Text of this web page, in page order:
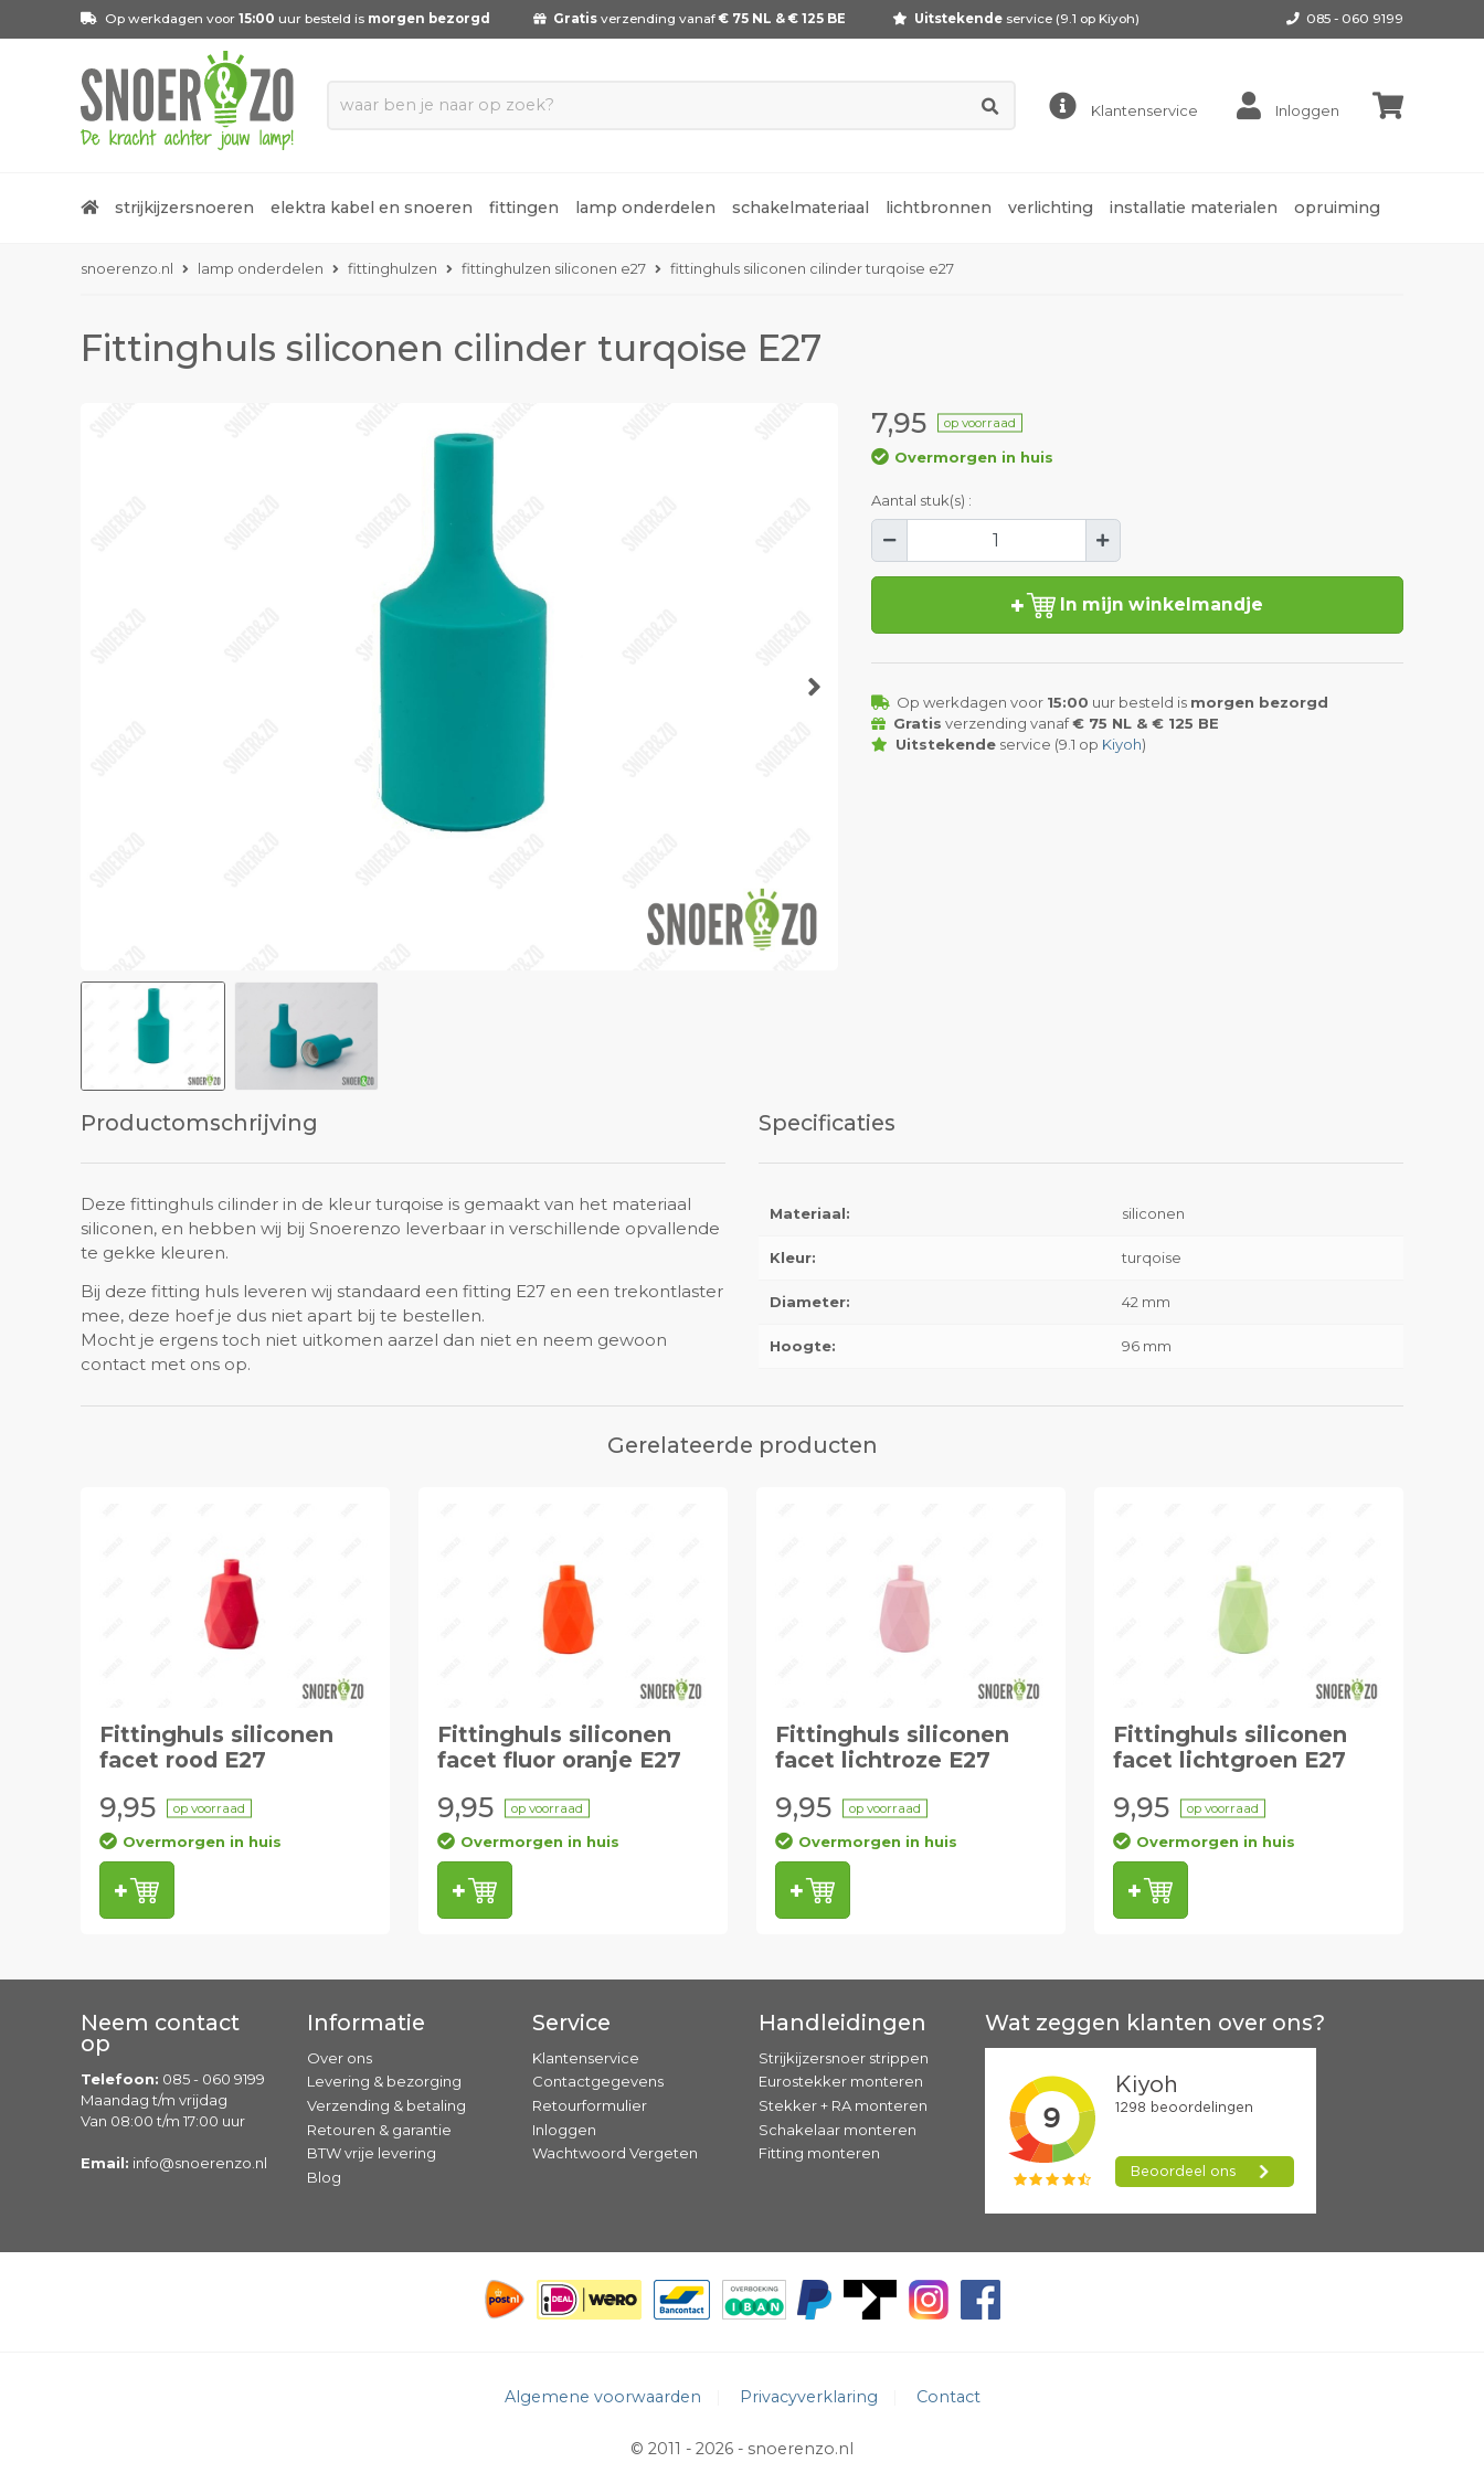
Op werkdagen voor 15:00 uur besteld is morgen bezorgd Gratis verzending vanaf € 75 NL & € 125 BE Uitstekendeservice (9.1 op Kiyoh) 085 - 060 9199
Klantenservice Inloggen
strijkijzersnoeren elektra kabel en snoeren fittingen lamp onderdelen schakelmateriaal lichtbronnen verlichting installatie materialen opruiming
snoerenzo.nl lamp onderdelen fittinghulzen fittinghulzen siliconen e27 fittinghuls siliconen cilinder turqoise e27
Fittinghuls siliconen cilinder turqoise E27
7,95 op voorraad
Overmorgen in huis
Aantal stuk(s) :
In mijn winkelmandje
Op werkdagen voor 15:00 uur besteld is morgen bezorgd
Gratis verzending vanaf€ 75 NL & € 125 BE
Uitstekendeservice (9.1 op Kiyoh)
Productomschrijving
Deze fittinghuls cilinder in de kleur turqoise is gemaakt van het materiaal
siliconen, en hebben wij bij Snoerenzo leverbaar in verschillende opvallende
te gekke kleuren.
Bij deze fitting huls leveren wij standaard een fitting E27 en een trekontlaster
mee, deze hoef je dus niet apart bij te bestellen.
Mocht je ergens toch niet uitkomen aarzel dan niet en neem gewoon
contact met ons op.
Specificaties
Materiaal: siliconen
Kleur: turqoise
Diameter: 42 mm
Hoogte: 96 mm
Gerelateerde producten
Fittinghuls siliconen
facet rood E27
9,95 op voorraad
Overmorgen in huis
Fittinghuls siliconen
facet fluor oranje E27
9,95 op voorraad
Overmorgen in huis
Fittinghuls siliconen
facet lichtroze E27
9,95 op voorraad
Overmorgen in huis
Fittinghuls siliconen
facet lichtgroen E27
9,95 op voorraad
Overmorgen in huis
Neem contact
op
Telefoon: 085 - 060 9199
Maandag t/m vrijdag
Van 08:00 t/m 17:00 uur
Email: info@snoerenzo.nl
Informatie
Over ons
Levering & bezorging
Verzending & betaling
Retouren & garantie
BTW vrije levering
Blog
Service
Klantenservice
Contactgegevens
Retourformulier
Inloggen
Wachtwoord Vergeten
Handleidingen
Strijkijzersnoer strippen
Eurostekker monteren
Stekker + RA monteren
Schakelaar monteren
Fitting monteren
Wat zeggen klanten over ons?
Algemene voorwaarden Privacyverklaring Contact
© 2011 - 2026 - snoerenzo.nl